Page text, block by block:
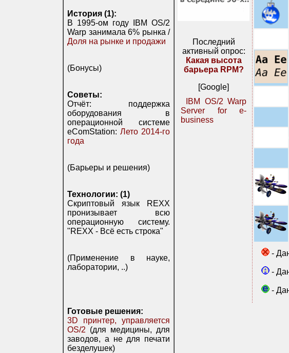
История (1):
В 1995-ом году IBM OS/2
Warp занимала 6% рынка /
Доля на рынке и продажи
(Бонусы)
Советы:
Отчёт: поддержка
оборудования в
операционной системе
eComStation: Лето 2014-го
года
(Барьеры и решения)
Технологии: (1)
Скриптовый язык REXX
пронизывает всю
операционную систему.
"REXX - Всё есть строка"
(Применение в науке,
лаборатории, ..)
Готовые решения:
3D принтер, управляется
OS/2 (для медицины, для
заводов, а не для печати
безделушек)
Последний
активный опрос:
Какая высота
барьера RPM?
[Google]
IBM OS/2 Warp
Server for e-
business
-
-
-